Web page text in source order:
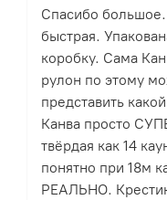
Спасибо большое.
быстрая.
коробку. Сама
рулон по этому
представить
Канва просто
твёрдая как 14
понятно при 18м
РЕАЛЬНО.